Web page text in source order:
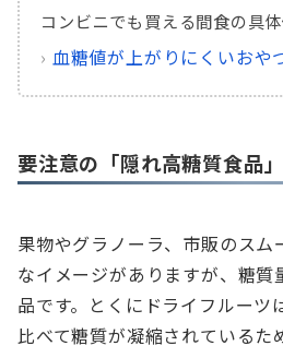
コンビニでも買える間食の具
› 血糖値が上がりにくいおや
要注意の「隠れ高糖質食品
果物やグラノーラ、市販のスム
なイメージがありますが、糖質
品です。とくにドライフルーツ
比べて糖質が凝縮されているた